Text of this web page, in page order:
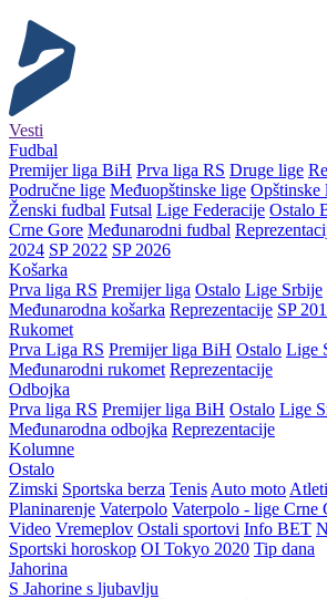
Vesti
Fudbal
Premijer liga BiH Prva liga RS Druge lige
Područne lige Međuopštinske lige Opštinske
Ženski fudbal Futsal Lige Federacije Ostalo
Crne Gore Međunarodni fudbal
2024 SP 2022 SP 2026
Košarka
Prva liga RS Premijer liga Ostalo Lige Srbije
Međunarodna košarka Reprezentacije SP
Rukomet
Prva Liga RS Premijer liga BiH Ostalo Lige
Međunarodni rukomet Reprezentacije
Odbojka
Prva liga RS Premijer liga BiH Ostalo Lige
Međunarodna odbojka Reprezentacije
Kolumne
Ostalo
Zimski Sportska berza Tenis Auto moto
Planinarenje Vaterpolo Vaterpolo - lige Crne
Video Vremeplov Ostali sportovi Info BET
Sportski horoskop OI Tokyo 2020 Tip dana
Jahorina
S Jahorine s ljubavlju